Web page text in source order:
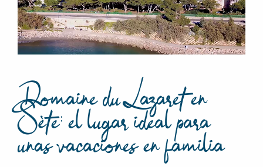
Domaine du Lazaret en
Sète: el lugar ideal para
unas vacaciones en familia